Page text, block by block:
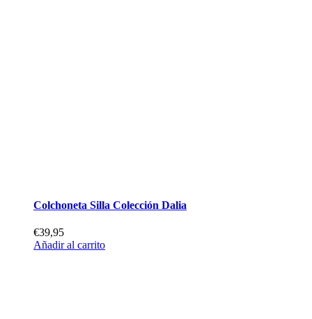
Colchoneta Silla Colección Dalia
€39,95
Añadir al carrito